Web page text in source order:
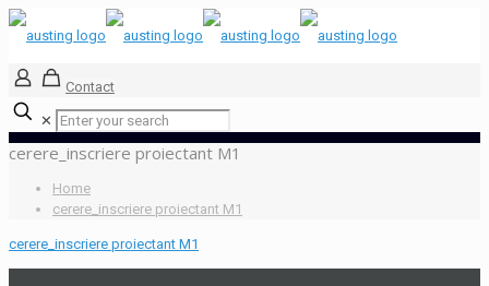
Contact
✕
cerere_inscriere proiectant M1
Home
cerere_inscriere proiectant M1
cerere_inscriere proiectant M1